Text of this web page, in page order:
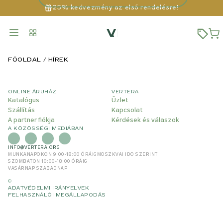
25% kedvezmény az első rendelésre!
FŐOLDAL HÍREK
ONLINE ÁRUHÁZ
Katalógus
Szállítás
A partner fiókja
VERTERA
Üzlet
Kapcsolat
Kérdések és válaszok
A KÖZÖSSÉGI MEDIÁBAN
INFO@VERTERA.ORG
MUNKANAPOKON 9:00-18:00 ÓRÁIG MOSZKVAI IDŐ SZERINT
SZOMBATON 10:00-18:00 ÓRÁIG
VASÁRNAP SZABADNAP
©
ADATVÉDELMI IRÁNYELVEK
FELHASZNÁLÓI MEGÁLLAPODÁS